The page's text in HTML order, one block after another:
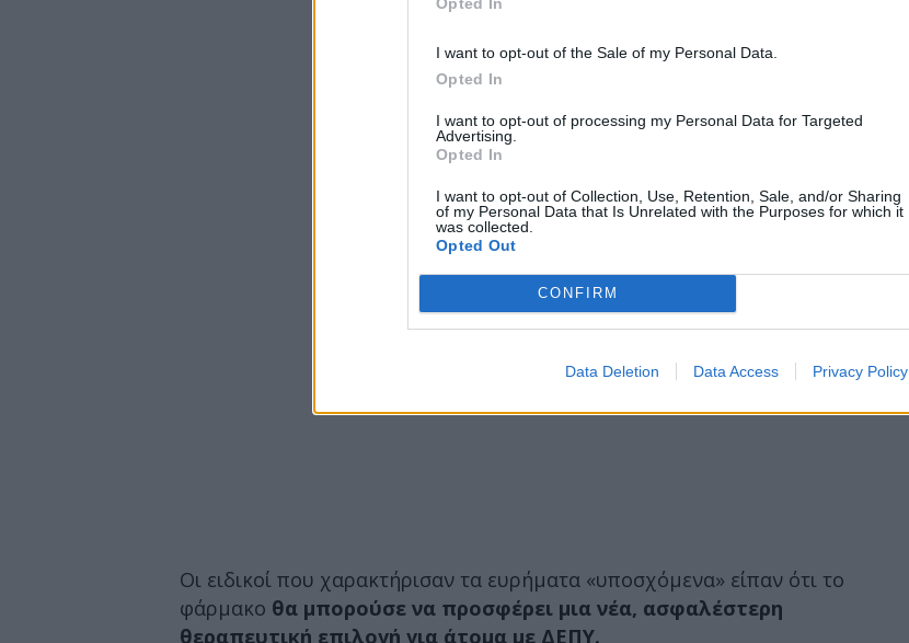
I want to opt-out of the Sale of my Personal Data.
Opted In
I want to opt-out of processing my Personal Data for Targeted
Advertising.
Opted In
I want to opt-out of Collection, Use, Retention, Sale, and/or Sharing
of my Personal Data that Is Unrelated with the Purposes for which it
was collected.
Opted Out
CONFIRM
Data Deletion Data Access Privacy Policy
Οι ειδικοί που χαρακτήρισαν τα ευρήματα «υποσχόμενα» είπαν ότι το
φάρμακο θα μπορούσε να προσφέρει μια νέα, ασφαλέστερη
θεραπευτική επιλογή για άτομα με ΔΕΠΥ.